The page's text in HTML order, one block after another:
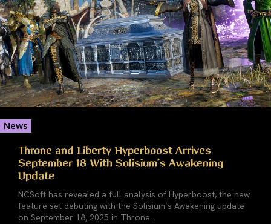
News
Throne and Liberty Hyperboost Arrives
September 18 With Solisium’s Awakening
Update
NCSoft has revealed a full analysis of Hyperboost, the new
feature set debuting with the Solisium’s Awakening update
on September 18, 2025 in Throne...